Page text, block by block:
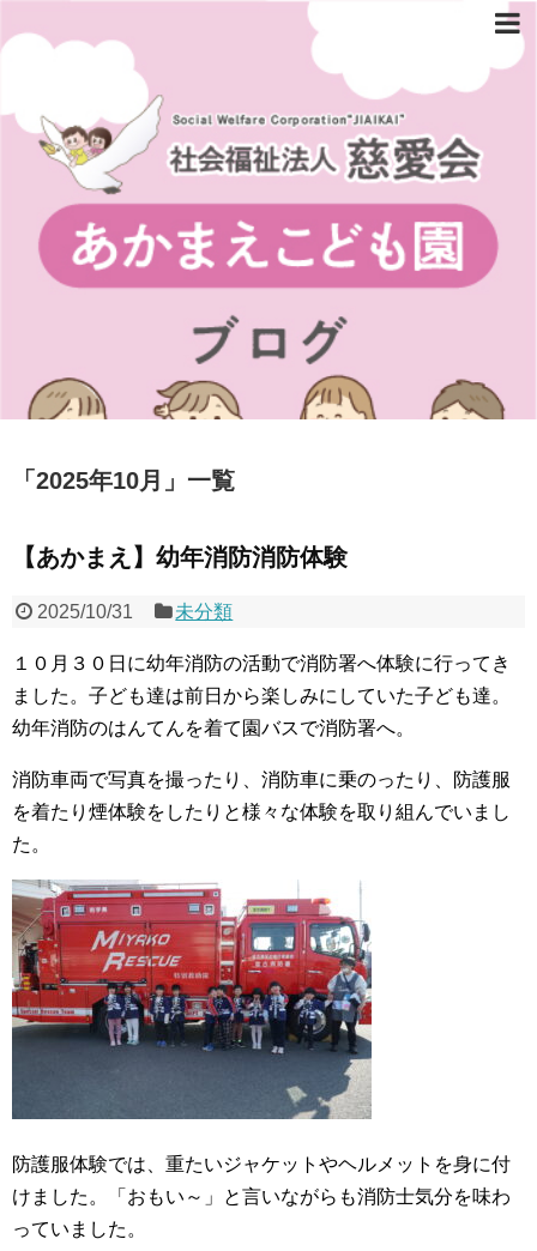
「 2025年10月 」 一覧
【あかまえ】幼年消防消防体験
2025/10/31 未分類
１０月３０日に幼年消防の活動で消防署へ体験に行ってき
ました。子ども達は前日から楽しみにしていた子ども達。
幼年消防のはんてんを着て園バスで消防署へ。
消防車両で写真を撮ったり、消防車に乗のったり、防護服
を着たり煙体験をしたりと様々な体験を取り組んでいまし
た。
防護服体験では、重たいジャケットやヘルメットを身に付
けました。「おもい～」と言いながらも消防士気分を味わ
っていました。